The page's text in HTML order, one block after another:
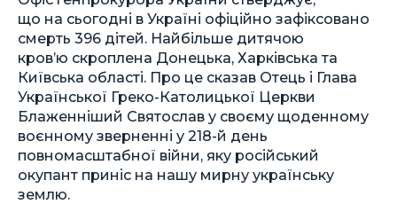
що на сьогодні в Україні офіційно зафіксовано
смерть 396 дітей. Найбільше дитячою
кров’ю скроплена Донецька, Харківська та
Київська області. Про це сказав Отець і Глава
Української Греко-Католицької Церкви
Блаженніший Святослав у своєму щоденному
воєнному зверненні у 218-й день
повномасштабної війни, яку російський
окупант приніс на нашу мирну українську
землю.